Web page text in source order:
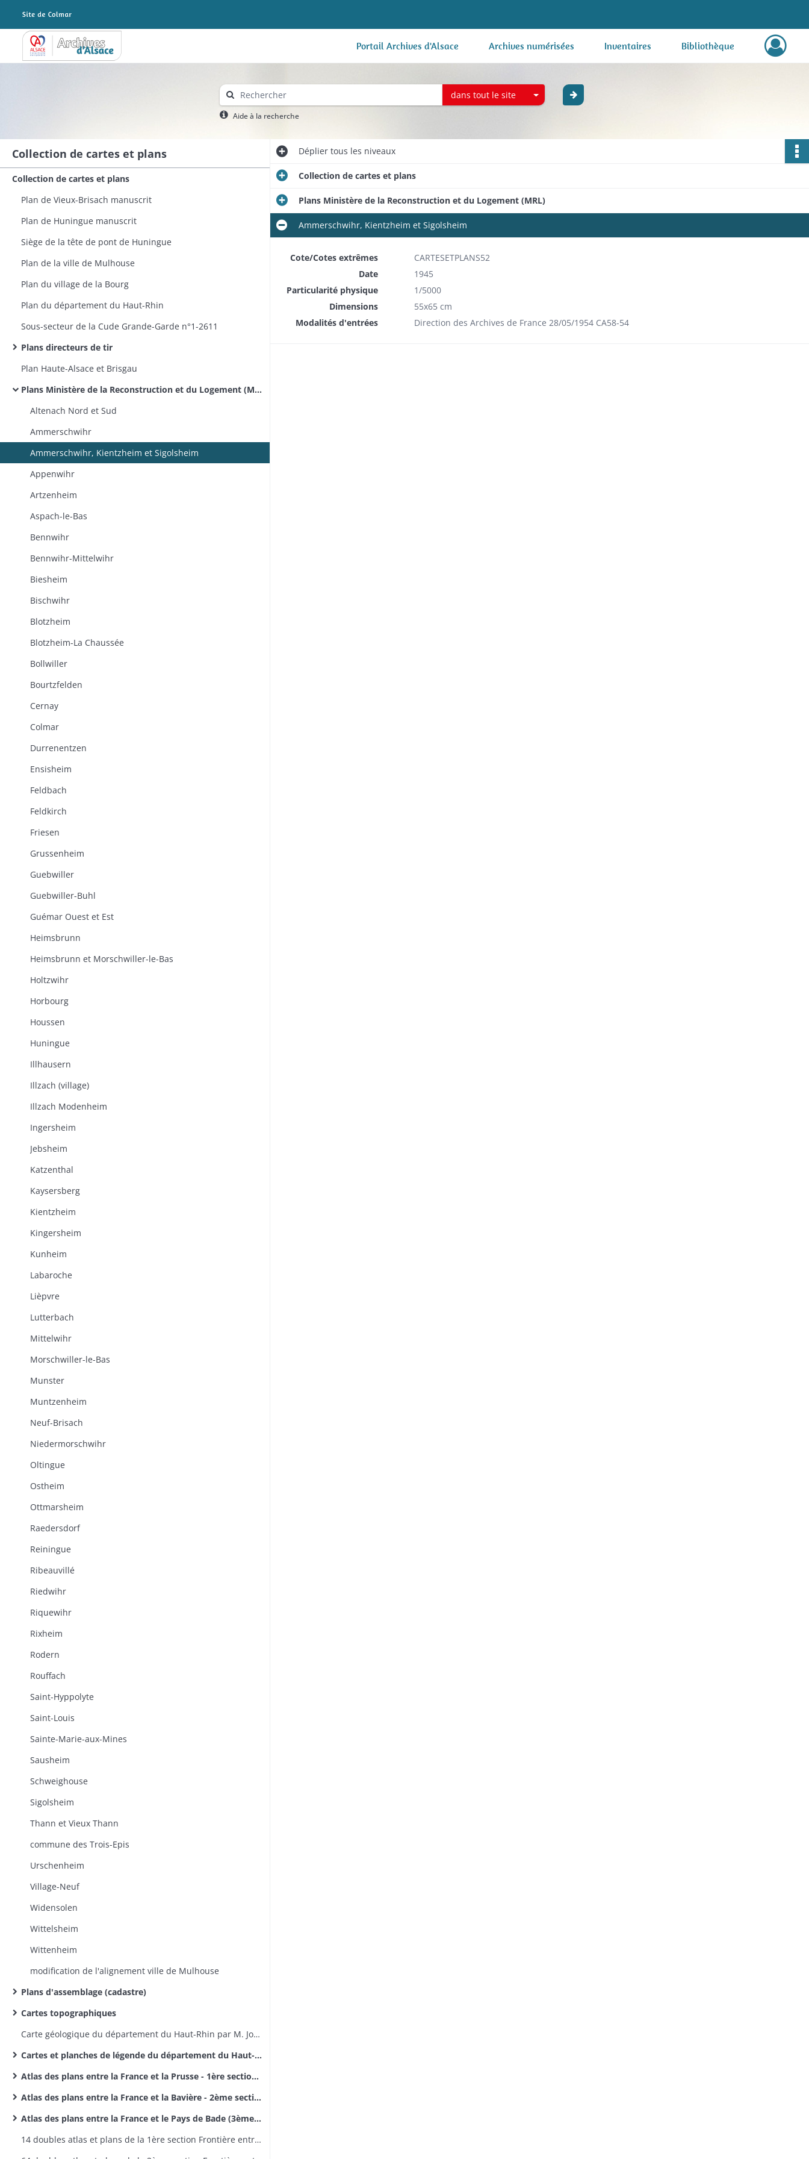
Archives Alsace - Colmar Portail Archives d'Alsace Archives numérisées Inventaires Bibliothèque
dans tout le site
Aide à la recherche
Collection de cartes et plans
Collection de cartes et plans
Plan de Vieux-Brisach manuscrit
Plan de Huningue manuscrit​
Siège de la tête de pont de Huningue
Plan de la ville de Mulhouse
Plan du village de la Bourg
Plan du département du Haut-Rhin
Sous-secteur de la Cude Grande-Garde n°1-2611​
Plans directeurs de tir
Plan Haute-Alsace et Brisgau
Plans Ministère de la Reconstruction et du Logement (MRL)
Altenach Nord et Sud
Ammerschwihr
Ammerschwihr, Kientzheim et Sigolsheim
Appenwihr
Artzenheim
Aspach-le-Bas
Bennwihr
Bennwihr-Mittelwihr
Biesheim
Bischwihr
Blotzheim
Blotzheim-La Chaussée
Bollwiller
Bourtzfelden
Cernay
Colmar
Durrenentzen
Ensisheim
Feldbach
Feldkirch
Friesen
Grussenheim
Guebwiller
Guebwiller-Buhl
Guémar Ouest et Est
Heimsbrunn
Heimsbrunn et Morschwiller-le-Bas
Holtzwihr
Horbourg
Houssen
Huningue
Illhausern
Illzach (village)
Illzach Modenheim
Ingersheim
Jebsheim
Katzenthal
Kaysersberg
Kientzheim
Kingersheim
Kunheim
Labaroche
Lièpvre
Lutterbach
Mittelwihr
Morschwiller-le-Bas
Munster
Muntzenheim
Neuf-Brisach
Niedermorschwihr
Oltingue
Ostheim
Ottmarsheim
Raedersdorf
Reiningue
Ribeauvillé
Riedwihr
Riquewihr
Rixheim
Rodern
Rouffach
Saint-Hyppolyte
Saint-Louis
Sainte-Marie-aux-Mines
Sausheim
Schweighouse
Sigolsheim
Thann et Vieux Thann
commune des Trois-Epis
Urschenheim
Village-Neuf
Widensolen
Wittelsheim
Wittenheim
modification de l'alignement ville de Mulhouse
Plans d'assemblage (cadastre)
Cartes topographiques
Carte géologique du département du Haut-Rhin par M. Jos. Koechlin-Schlumberger
Cartes et planches de légende du département du Haut-Rhin par M. Jos. Koechlin-Schlumberger
Atlas des plans entre la France et la Prusse - 1ère section des délimitations des frontières entre la France et l'Allemagne
Atlas des plans entre la France et la Bavière - 2ème section des délimitations entre la France et l'Allemagne
Atlas des plans entre la France et le Pays de Bade (3ème section des délimitations de frontières entre la France et l'Allemagne
14 doubles atlas et plans de la 1ère section Frontière entre la France et la Prusse - plans 1 à 9
Dépliertous les niveaux
Collection de cartes et plans
Plans Ministère de la Reconstruction et du Logement (MRL)
Ammerschwihr, Kientzheim et Sigolsheim
Cote/Cotes extrêmes
CARTESETPLANS52
Date
1945
Particularité physique
1/5000
Dimensions
55x65 cm
Modalités d'entrées
Direction des Archives de France 28/05/1954 CA58-54​